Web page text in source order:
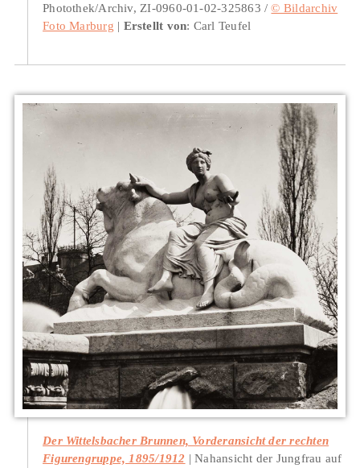
Photothek/Archiv, ZI-0960-01-02-325863 /© Bildarchiv
Foto Marburg
Erstellt von: Carl Teufel
Der Wittelsbacher Brunnen, Vorderansicht der rechten
Figurengruppe, 1895/1912
Nahansicht der Jungfrau auf